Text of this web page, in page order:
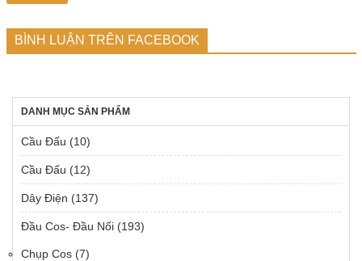
BÌNH LUẬN TRÊN FACEBOOK
DANH MỤC SẢN PHẨM
Cầu Đấu (10)
Cầu Đấu (12)
Dây Điện (137)
Đầu Cos- Đầu Nối (193)
Chụp Cos (7)